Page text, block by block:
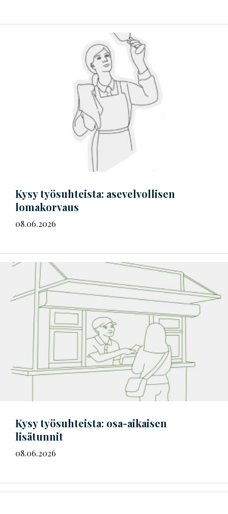
Kysy työsuhteista: asevelvollisen
lomakorvaus
08.06.2026
Kysy työsuhteista: osa-aikaisen
lisätunnit
08.06.2026